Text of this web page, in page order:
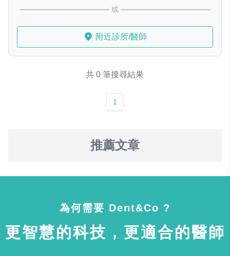
或
附近診所/醫師
共 0 筆搜尋結果
1
推薦文章
為何需要 Dent&Co ?
更智慧的科技，更適合的醫師